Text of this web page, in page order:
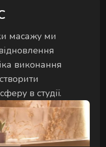
масажу ми
виконання
в студії.
для глибшого